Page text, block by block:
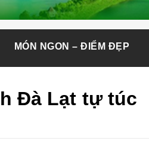
MÓN NGON – ĐIỂM ĐẸP
Đà Lạt tự túc